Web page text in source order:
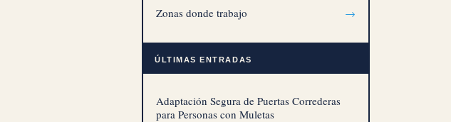
Zonas donde trabajo →
ÚLTIMAS ENTRADAS
Adaptación Segura de Puertas Correderas
para Personas con Muletas